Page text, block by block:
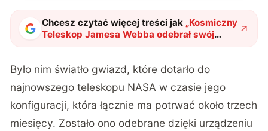
Chcesz czytać więcej treści jak „Kosmiczny
Teleskop Jamesa Webba odebrał swój
pierwszy sygnał"?
Było nim światło gwiazd, które dotarło do
najnowszego teleskopu NASA w czasie jego
konfiguracji, która łącznie ma potrwać około trzech
miesięcy. Zostało ono odebrane dzięki urządzeniu